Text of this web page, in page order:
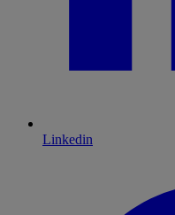
Linkedin